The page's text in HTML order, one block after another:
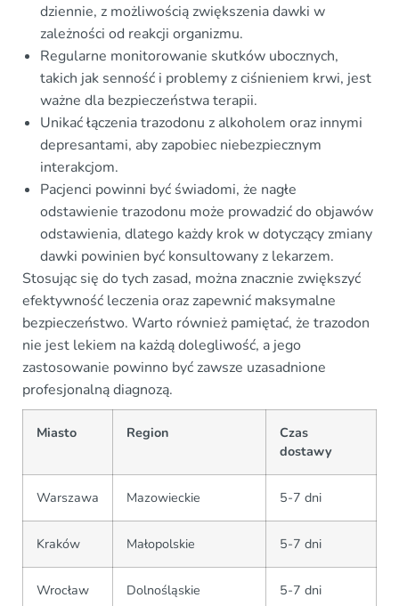
dziennie, z możliwością zwiększenia dawki w
zależności od reakcji organizmu.
Regularne monitorowanie skutków ubocznych,
takich jak senność i problemy z ciśnieniem krwi, jest
ważne dla bezpieczeństwa terapii.
Unikać łączenia trazodonu z alkoholem oraz innymi
depresantami, aby zapobiec niebezpiecznym
interakcjom.
Pacjenci powinni być świadomi, że nagłe
odstawienie trazodonu może prowadzić do objawów
odstawienia, dlatego każdy krok w dotyczący zmiany
dawki powinien być konsultowany z lekarzem.
Stosując się do tych zasad, można znacznie zwiększyć
efektywność leczenia oraz zapewnić maksymalne
bezpieczeństwo. Warto również pamiętać, że trazodon
nie jest lekiem na każdą dolegliwość, a jego
zastosowanie powinno być zawsze uzasadnione
profesjonalną diagnozą.
Miasto Region
Czas
dostawy
Warszawa Mazowieckie 5-7 dni
Kraków Małopolskie 5-7 dni
Wrocław Dolnośląskie 5-7 dni